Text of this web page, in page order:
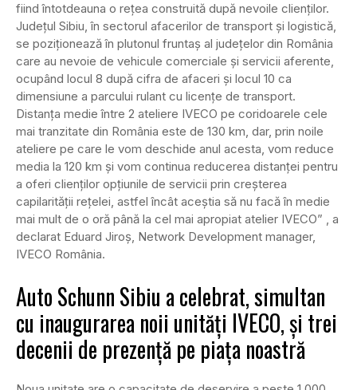
fiind întotdeauna o rețea construită după nevoile clienților.
Județul Sibiu, în sectorul afacerilor de transport și logistică,
se poziționează în plutonul fruntaș al județelor din România
care au nevoie de vehicule comerciale și servicii aferente,
ocupând locul 8 după cifra de afaceri și locul 10 ca
dimensiune a parcului rulant cu licențe de transport.
Distanța medie între 2 ateliere IVECO pe coridoarele cele
mai tranzitate din România este de 130 km, dar, prin noile
ateliere pe care le vom deschide anul acesta, vom reduce
media la 120 km și vom continua reducerea distanței pentru
a oferi clienților opțiunile de servicii prin creșterea
capilarității rețelei, astfel încât aceștia să nu facă în medie
mai mult de o oră până la cel mai apropiat atelier IVECO” , a
declarat Eduard Jiroș, Network Development manager,
IVECO România.
Auto Schunn Sibiu a celebrat, simultan
cu inaugurarea noii unități IVECO, și trei
decenii de prezență pe piața noastră